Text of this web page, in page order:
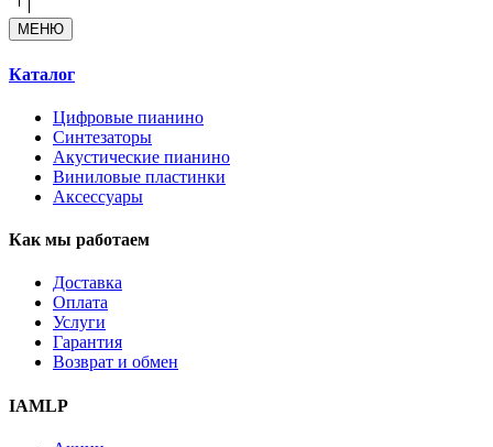
МЕНЮ
Каталог
Цифровые пианино
Синтезаторы
Акустические пианино
Виниловые пластинки
Аксессуары
Как мы работаем
Доставка
Оплата
Услуги
Гарантия
Возврат и обмен
IAMLP